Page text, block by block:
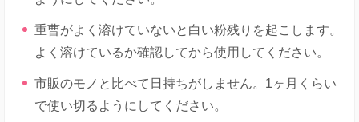
重曹がよく溶けていないと白い粉残りを起こします。
よく溶けているか確認してから使用してください。
市販のモノと比べて日持ちがしません。1ヶ月くらい
で使い切るようにしてください。